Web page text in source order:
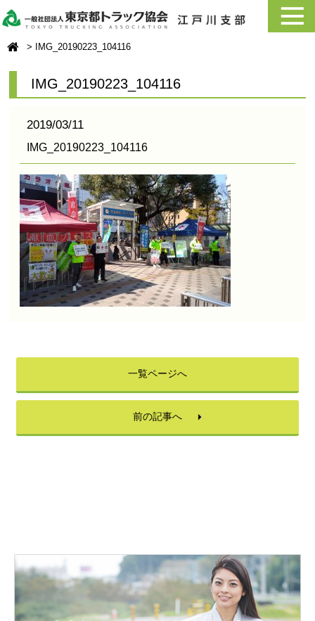
IMG_20190223_104116
IMG_20190223_104116
2019/03/11
IMG_20190223_104116
一覧ページへ
前の記事へ